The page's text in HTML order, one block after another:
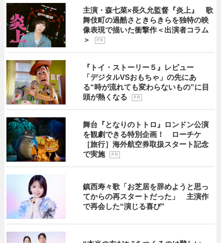
主演・森七菜×長久允監督『炎上』 歌
舞伎町の過酷さときらきらを独特の映
像表現で描いた衝撃作＜出演者コラム
＞
P R
『トイ・ストーリー５』レビュー
「デジタルVSおもちゃ」の先にあ
る“時が流れても変わらないもの”に目
頭が熱くなる
P R
舞台『となりのトトロ』ロンドン公演
を観劇できる特別企画！ ローチケ
［旅行］海外航空券取扱スタート記念
で実施
P R
鎮西寿々歌「お芝居を辞めようと思っ
てからの再スタートだった」 主演作
で再会した“演じる喜び”